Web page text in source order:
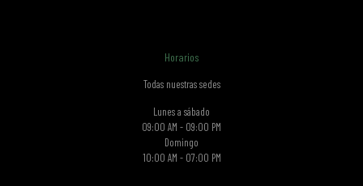
Horarios
Todas nuestras sedes
Lunes a sábado
09:00 AM - 09:00 PM
Domingo
10:00 AM - 07:00 PM